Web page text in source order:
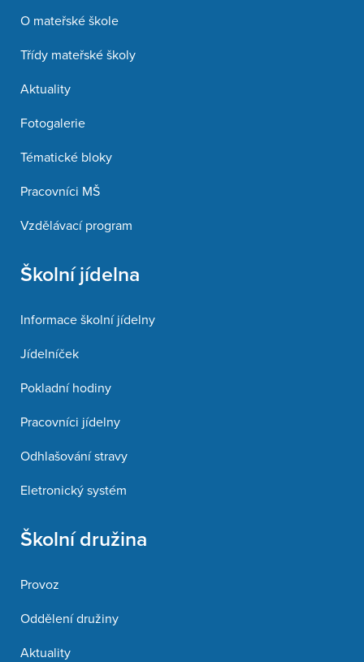
O mateřské škole
Třídy mateřské školy
Aktuality
Fotogalerie
Tématické bloky
Pracovníci MŠ
Vzdělávací program
Školní jídelna
Informace školní jídelny
Jídelníček
Pokladní hodiny
Pracovníci jídelny
Odhlašování stravy
Eletronický systém
Školní družina
Provoz
Oddělení družiny
Aktuality